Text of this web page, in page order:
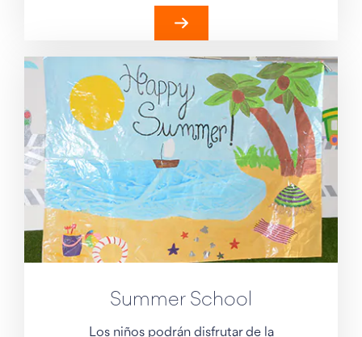
Summer School
Los niños podrán disfrutar de la